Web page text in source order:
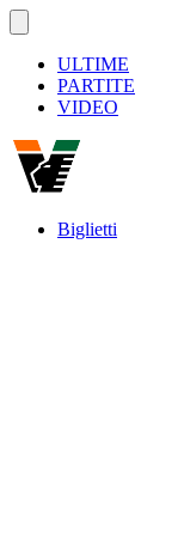
ULTIME
PARTITE
VIDEO
Biglietti